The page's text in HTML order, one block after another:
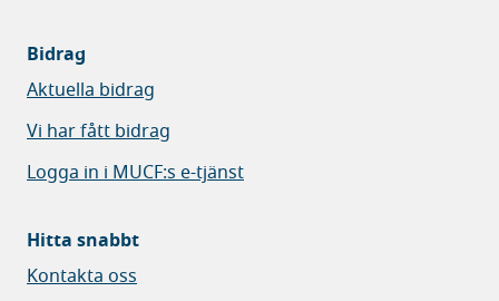
Bidrag
Aktuella bidrag
Vi har fått bidrag
Logga in i MUCF:s e-tjänst
Hitta snabbt
Kontakta oss